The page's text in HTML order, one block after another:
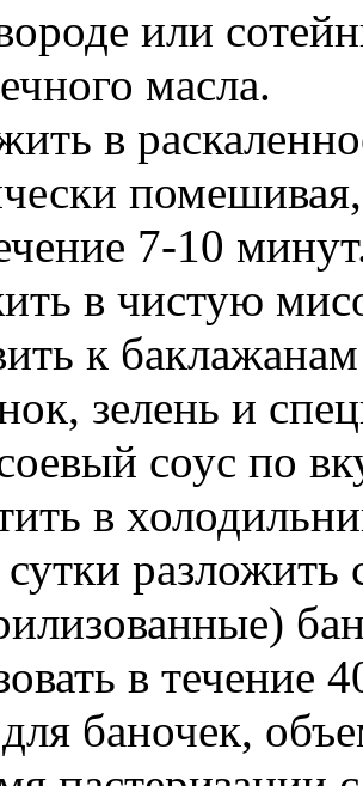
или
масла.
в
7-10
в чистую
к
зелень и
соус по
в
разложить
в течение
для баночек,